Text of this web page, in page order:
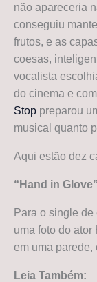
não apareceria
conseguiu
frutos, e as
coesas,
vocalista
do cinema e
Stop preparou
musical quanto
Aqui estão dez
“Hand in
Para o single
uma foto do ator
em uma parede,
Leia Também: